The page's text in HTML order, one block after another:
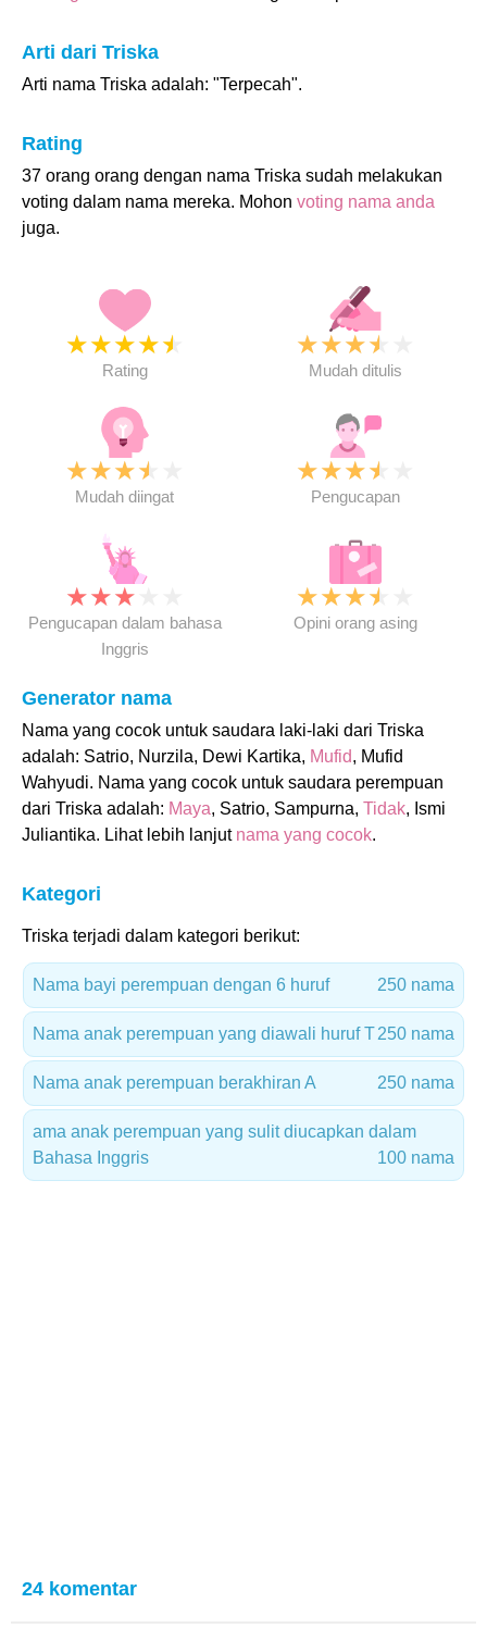
Arti dari Triska
Arti nama Triska adalah: "Terpecah".
Rating
37 orang orang dengan nama Triska sudah melakukan
voting dalam nama mereka. Mohon voting nama anda
juga.
★★★★★
Rating
★★★★
Mudah ditulis
★★★★
Mudah diingat
★★★★
Pengucapan
★★★
Pengucapan dalam bahasa
Inggris
★★★★
Opini orang asing
Generator nama
Nama yang cocok untuk saudara laki-laki dari Triska
adalah: Satrio, Nurzila, Dewi Kartika, Mufid, Mufid
Wahyudi. Nama yang cocok untuk saudara perempuan
dari Triska adalah: Maya, Satrio, Sampurna, Tidak, Ismi
Juliantika. Lihat lebih lanjut nama yang cocok.
Kategori
Triska terjadi dalam kategori berikut:
Nama bayi perempuan dengan 6 huruf 250 nama
Nama anak perempuan yang diawali huruf T250 nama
Nama anak perempuan berakhiran A 250 nama
ama anak perempuan yang sulit diucapkan dalam
Bahasa Inggris
100 nama
24 komentar